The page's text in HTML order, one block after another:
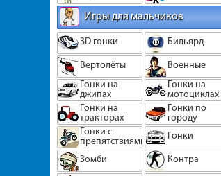
Игры для мальчиков
3D гонки
Бильярд
Вертолёты
Военные
Гонки на
джипах
Гонки на
мотоциклах
Гонки на
тракторах
Гонки по
городу
Гонки с
препятствиями
Гонки
Зомби
Контра